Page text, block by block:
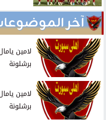
آخر
لامين
برشلونة
لامين
برشلونة